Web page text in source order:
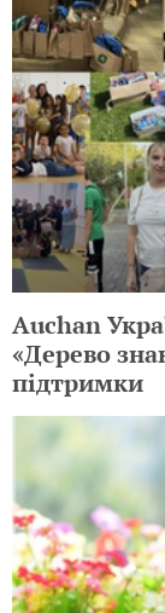
Auchan
«Дерево
підтримки